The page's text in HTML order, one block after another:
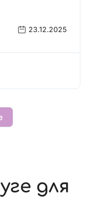
23.12.2025
для